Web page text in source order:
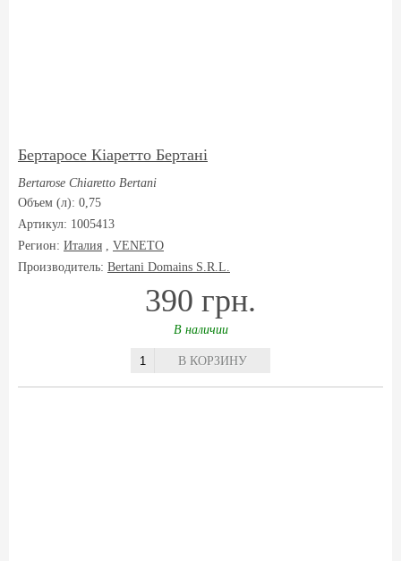
Бертаросе Кіаретто Бертані
Bertarose Chiaretto Bertani
Объем (л): 0,75
Артикул: 1005413
Регион: Италия , VENETO
Производитель: Bertani Domains S.R.L.
390 грн.
В наличии
В КОРЗИНУ